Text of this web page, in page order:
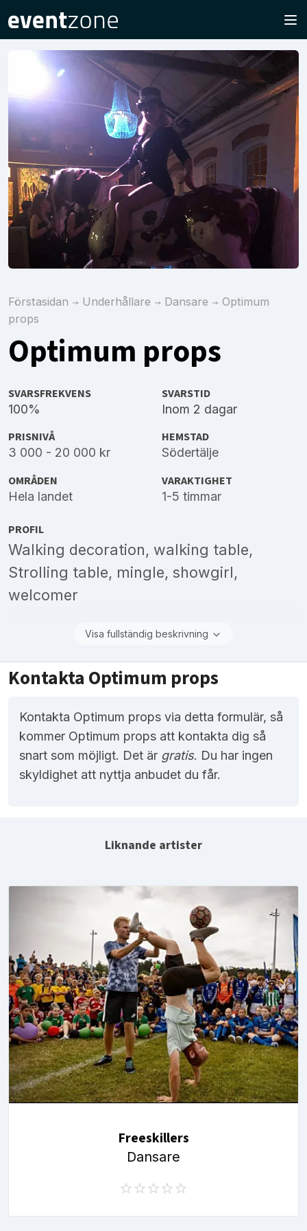
Förstasidan Underhållare Dansare
Optimum
props
Optimum props
SVARSFREKVENS
100%
SVARSTID
Inom 2 dagar
PRISNIVÅ
3 000 - 20 000 kr
HEMSTAD
Södertälje
OMRÅDEN
Hela landet
VARAKTIGHET
1-5 timmar
PROFIL
Walking decoration, walking table,
Strolling table, mingle, showgirl,
welcomer
Visa fullständig beskrivning
Kontakta Optimum props
Kontakta Optimum props via detta formulär, så
kommer Optimum props att kontakta dig så
snart som möjligt. Det är gratis. Du har ingen
skyldighet att nyttja anbudet du får.
Liknande artister
Freeskillers
Dansare